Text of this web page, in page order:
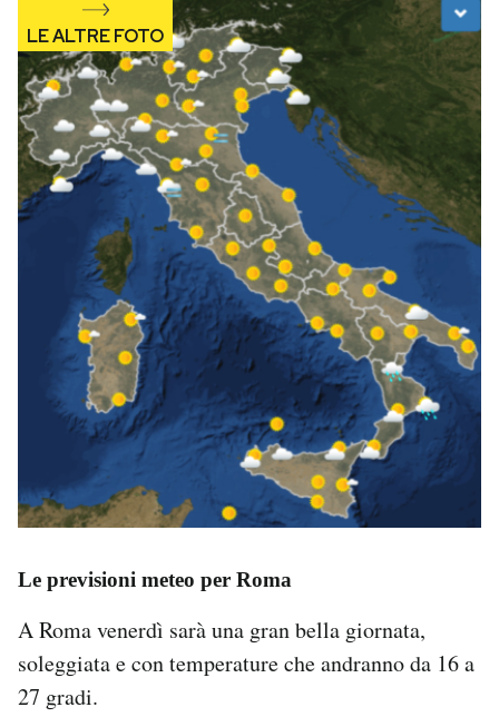
Hai bisogno di aiuto?
Esci
Le previsioni meteo per Roma
A Roma venerdì sarà una gran bella giornata,
soleggiata e con temperature che andranno da 16 a
27 gradi.